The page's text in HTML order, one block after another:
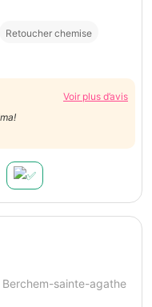
Retoucher chemise
Voir plus d’avis
sainte-agathe